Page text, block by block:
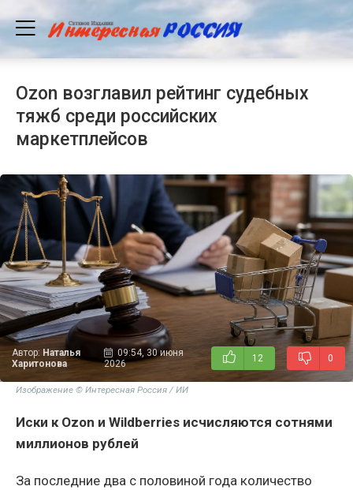
Ozon возглавил рейтинг судебных
тяжб среди российских
маркетплейсов
Автор: Наталья
Харитонова
09:54, 30 июня
2026
12 0
Изображение © Интересная Россия / ИИ
Иски к Ozon и Wildberries исчисляются сотнями
миллионов рублей
За последние два с половиной года количество